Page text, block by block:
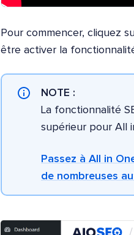
Pour commencer, cliquez
être activer la
NOTE :
La fonctionnalité
supérieur pour All
Passez à All in
de nombreuses